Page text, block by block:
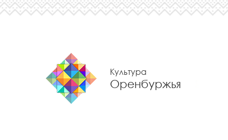
Культура
Оренбуржья